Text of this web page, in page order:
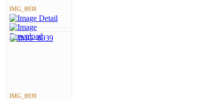
IMG_8938
IMG_8939